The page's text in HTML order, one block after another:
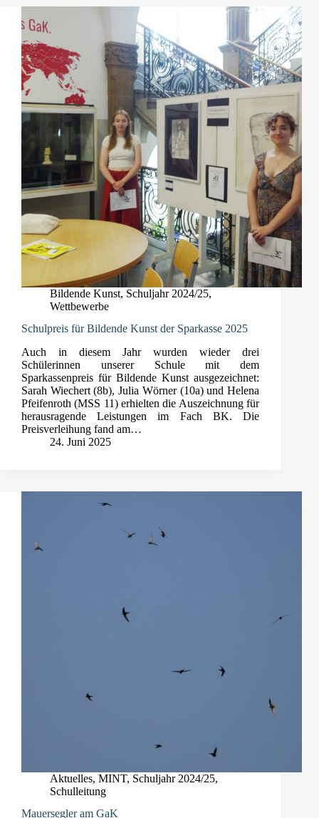
Bildende Kunst, Schuljahr 2024/25,
Wettbewerbe
Schulpreis für Bildende Kunst der Sparkasse 2025
Auch in diesem Jahr wurden wieder drei
Schülerinnen unserer Schule mit dem
Sparkassenpreis für Bildende Kunst ausgezeichnet:
Sarah Wiechert (8b), Julia Wörner (10a) und Helena
Pfeifenroth (MSS 11) erhielten die Auszeichnung für
herausragende Leistungen im Fach BK. Die
Preisverleihung fand am…
24. Juni 2025
Aktuelles, MINT, Schuljahr 2024/25,
Schulleitung
Mauersegler am GaK